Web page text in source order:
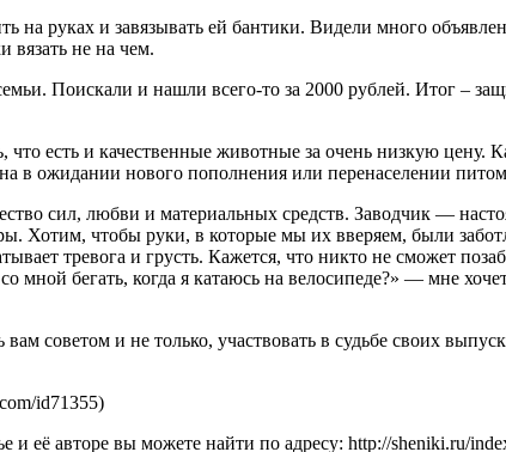
на руках и завязывать ей бантики. Видели много
вязать не на чем.
Поискали и нашли всего-то за 2000 рублей. Итог –
что есть и качественные животные за очень низкую цену.
в ожидании нового пополнения или перенаселении
сил, любви и материальных средств. Заводчик —
Хотим, чтобы руки, в которые мы их вверяем, были
тревога и грусть. Кажется, что никто не сможет
мной бегать, когда я катаюсь на велосипеде?» — мне
советом и не только, участвовать в судьбе своих
id71355)
её авторе вы можете найти по адресу: http://sheniki.ru/